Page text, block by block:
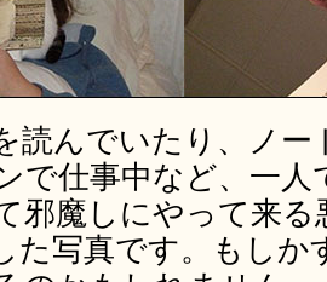
読んでいたり、ノー
で仕事中など、一
邪魔しにやって来
た写真です。もし